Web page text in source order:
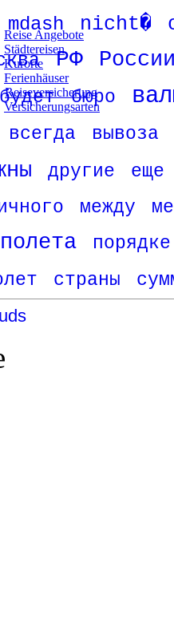
Reise Angebote
Städtereisen
Kurorte
Ferienhäuser
Reiseversicherung
Versicherungsarten
mdash nicht�
РФ
будет бюро
всегда
вывоза
другие еще
между
полета порядке
страны